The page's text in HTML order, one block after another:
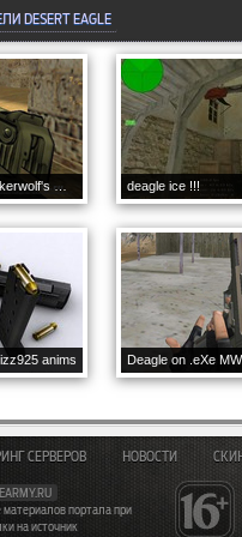
EAGLE
Desert Eagle on Strykerwolf's GO anims deagle ice !!!
anims Deagle on .eXe
СЕРВЕРОВ НОВОСТИ
портала при
на источник